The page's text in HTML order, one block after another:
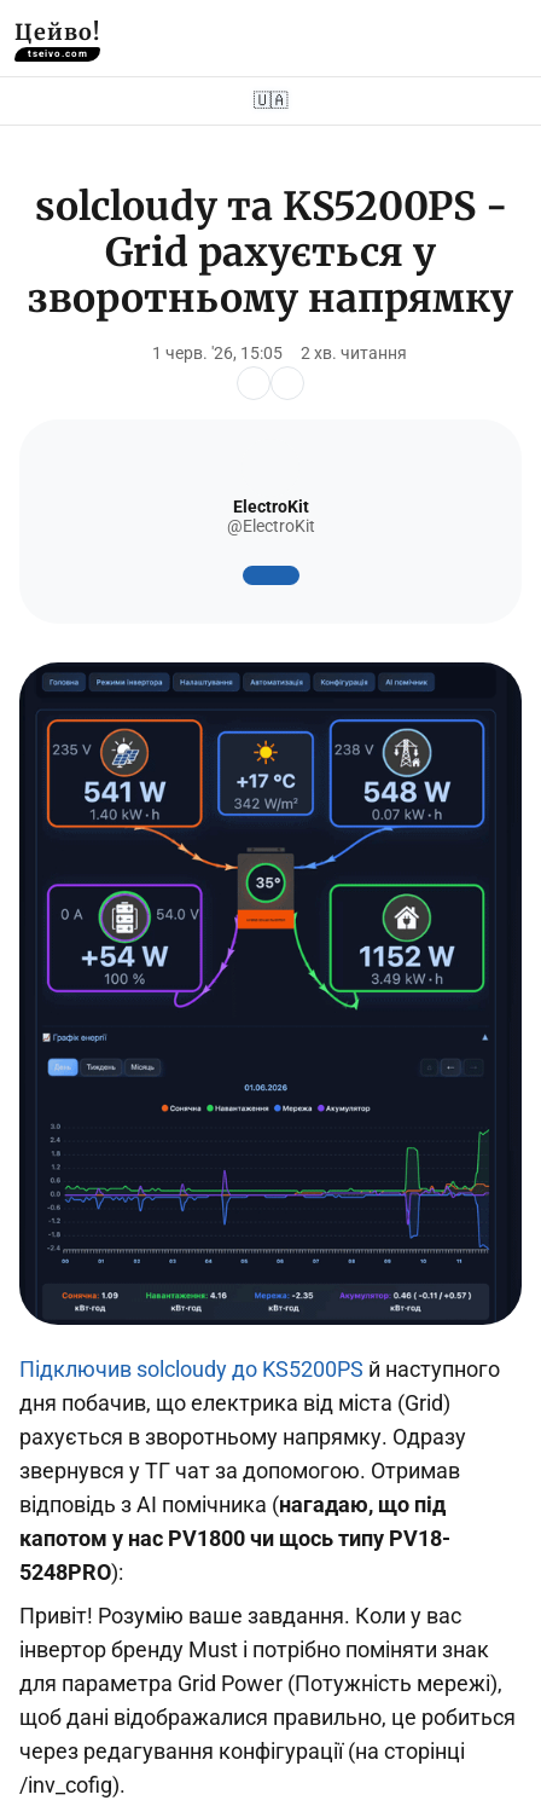
Цейво!
tseivo.com
🇺🇦
solcloudy та KS5200PS -
Grid рахується у
зворотньому напрямку
1 черв. '26, 15:05 2 хв. читання
ElectroKit
@ElectroKit
Підключив solcloudy до KS5200PS й наступного
дня побачив, що електрика від міста (Grid)
рахується в зворотньому напрямку. Одразу
звернувся у ТГ чат за допомогою. Отримав
відповідь з AI помічника (нагадаю, що під
капотом у нас PV1800 чи щось типу PV18-
5248PRO):
Привіт! Розумію ваше завдання. Коли у вас
інвертор бренду Must і потрібно поміняти знак
для параметра Grid Power (Потужність мережі),
щоб дані відображалися правильно, це робиться
через редагування конфігурації (на сторінці
/inv_cofig).